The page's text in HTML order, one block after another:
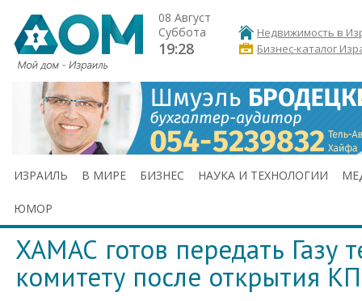
08 Август
Суббота
19:28
Недвижимость в
Бизнес-каталог
ИЗРАИЛЬ В МИРЕ БИЗНЕС НАУКА И ТЕХНОЛОГИИ
ЮМОР
ХАМАС готов передать Газу
комитету после открытия